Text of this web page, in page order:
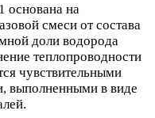
основана на
смеси от состава
доли водорода
теплопроводности
чувствительными
выполненными в виде